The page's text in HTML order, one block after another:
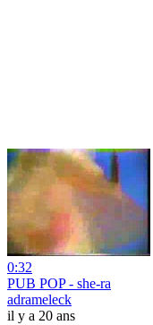
0:32
PUB POP - she-ra
adrameleck
il y a 20 ans